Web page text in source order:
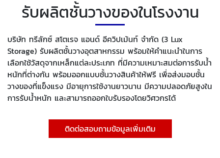
รับผลิตชั้นวางของในโรงงาน
บริษัท ทรีลักซ์ สโตเรจ แอนด์ อีควิปเม้นท์ จำกัด (3 Lux
Storage) รับผลิตชั้นวางอุตสาหกรรม พร้อมให้คำแนะนำในการ
เลือกใช้วัสดุจากเหล็กแต่ละประเภท ที่มีความเหมาะสมต่อการรับน้ำ
หนักที่ต่างกัน พร้อมออกแบบชั้นวางสินค้าให้ฟรี เพื่อส่งมอบชั้น
วางของที่แข็งแรง มีอายุการใช้งานยาวนาน มีความปลอดภัยสูงใน
การรับน้ำหนัก และสามารถออกใบรับรองโดยวิศวกรได้
ติดต่อสอบถามข้อมูลเพิ่มเติม